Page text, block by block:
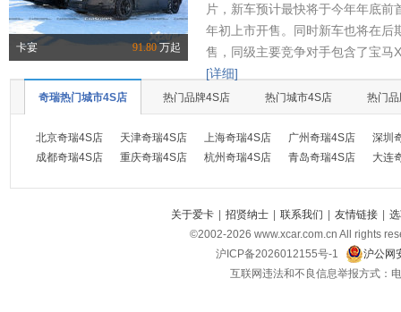
卡宴 91.80万起
片，新车预计最快将于今年年底
年初上市开售。同时新车也将在后
售，同级主要竞争对手包含了宝马
[详细]
奇瑞热门城市4S店 热门品牌4S店 热门城市4S店 热门
北京奇瑞4S店 天津奇瑞4S店 上海奇瑞4S店 广州奇瑞4S店
深圳
成都奇瑞4S店
重庆奇瑞4S店 杭州奇瑞4S店 青岛奇瑞4S店 大连
关于爱卡 | 招贤纳士 | 联系我们 | 友情链接 |
©2002-2026 www.xcar.com.cn All rights
沪ICP备2026012155号-1
沪公网
互联网违法和不良信息举报方式：